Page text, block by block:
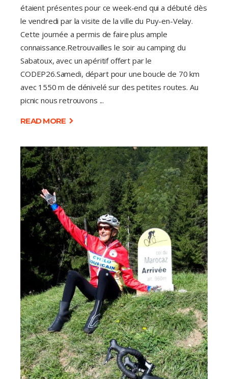
étaient présentes pour ce week-end qui a débuté dès
le vendredi par la visite de la ville du Puy-en-Velay.
Cette journée a permis de faire plus ample
connaissance.Retrouvailles le soir au camping du
Sabatoux, avec un apéritif offert par le
CODEP26.Samedi, départ pour une boucle de 70 km
avec 1550 m de dénivelé sur des petites routes. Au
picnic nous retrouvons
READ MORE